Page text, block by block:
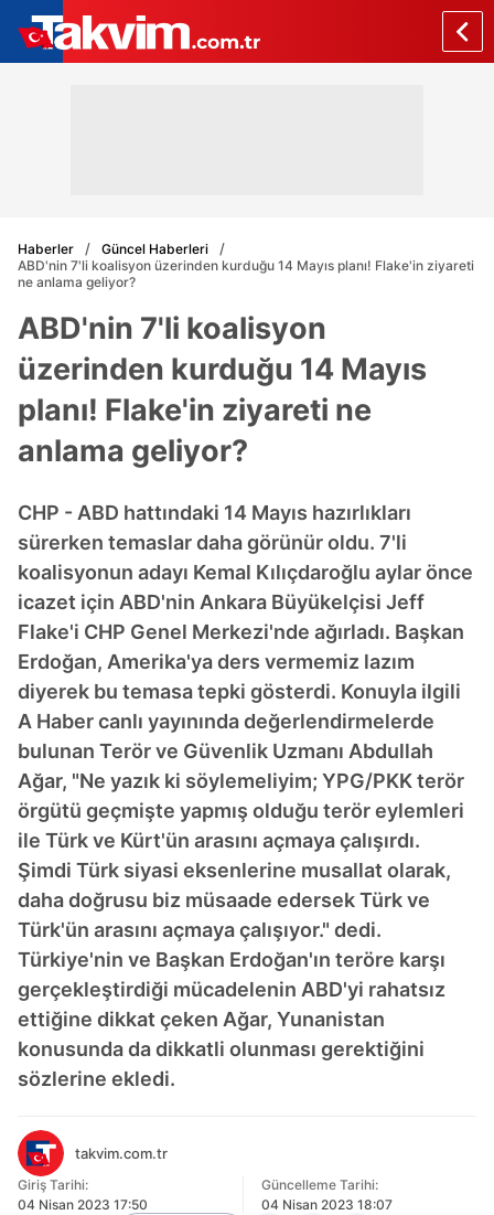
Haberler
Güncel Haberleri
ABD'nin 7'li koalisyon üzerinden kurduğu 14 Mayıs planı! Flake'in ziyareti
ne anlama geliyor?
ABD'nin 7'li koalisyon
üzerinden kurduğu 14 Mayıs
planı! Flake'in ziyareti ne
anlama geliyor?
CHP - ABD hattındaki 14 Mayıs hazırlıkları
sürerken temaslar daha görünür oldu. 7'li
koalisyonun adayı Kemal Kılıçdaroğlu aylar önce
icazet için ABD'nin Ankara Büyükelçisi Jeff
Flake'i CHP Genel Merkezi'nde ağırladı. Başkan
Erdoğan, Amerika'ya ders vermemiz lazım
diyerek bu temasa tepki gösterdi. Konuyla ilgili
A Haber canlı yayınında değerlendirmelerde
bulunan Terör ve Güvenlik Uzmanı Abdullah
Ağar, "Ne yazık ki söylemeliyim; YPG/PKK terör
örgütü geçmişte yapmış olduğu terör eylemleri
ile Türk ve Kürt'ün arasını açmaya çalışırdı.
Şimdi Türk siyasi eksenlerine musallat olarak,
daha doğrusu biz müsaade edersek Türk ve
Türk'ün arasını açmaya çalışıyor." dedi.
Türkiye'nin ve Başkan Erdoğan'ın teröre karşı
gerçekleştirdiği mücadelenin ABD'yi rahatsız
ettiğine dikkat çeken Ağar, Yunanistan
konusunda da dikkatli olunması gerektiğini
sözlerine ekledi.
takvim.com.tr
Giriş Tarihi:
04 Nisan 2023 17:50
Güncelleme Tarihi:
04 Nisan 2023 18:07